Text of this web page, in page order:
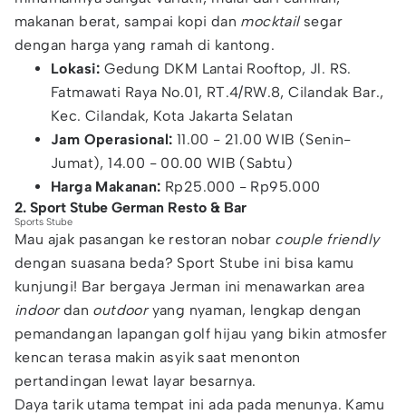
makanan berat, sampai kopi dan mocktailsegar
dengan harga yang ramah di kantong.
Lokasi: Gedung DKM Lantai Rooftop, Jl. RS.
Fatmawati Raya No.01, RT.4/RW.8, Cilandak Bar.,
Kec. Cilandak, Kota Jakarta Selatan
Jam Operasional: 11.00 - 21.00 WIB (Senin-
Jumat), 14.00 - 00.00 WIB (Sabtu)
Harga Makanan: Rp25.000 - Rp95.000
2. Sport Stube German Resto & Bar
Sports Stube
Mau ajak pasangan ke restoran nobar couple friendly
dengan suasana beda? Sport Stube ini bisa kamu
kunjungi! Bar bergaya Jerman ini menawarkan area
indoordan outdooryang nyaman, lengkap dengan
pemandangan lapangan golf hijau yang bikin atmosfer
kencan terasa makin asyik saat menonton
pertandingan lewat layar besarnya.
Daya tarik utama tempat ini ada pada menunya. Kamu